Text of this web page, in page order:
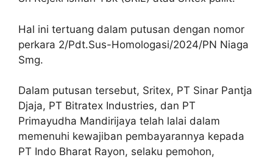
Hal ini tertuang dalam putusan dengan nomor
perkara 2/Pdt.Sus-Homologasi/2024/PN Niaga
Smg.
Dalam putusan tersebut, Sritex, PT Sinar Pantja
Djaja, PT Bitratex Industries, dan PT
Primayudha Mandirijaya telah lalai dalam
memenuhi kewajiban pembayarannya kepada
PT Indo Bharat Rayon, selaku pemohon,